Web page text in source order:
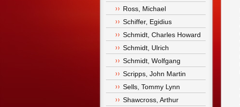
Ross, Michael
Schiffer, Egidius
Schmidt, Charles Howard
Schmidt, Ulrich
Schmidt, Wolfgang
Scripps, John Martin
Sells, Tommy Lynn
Shawcross, Arthur